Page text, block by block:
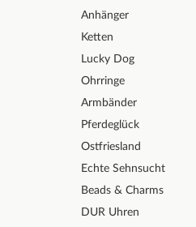
Anhänger
Ketten
Lucky Dog
Ohrringe
Armbänder
Pferdeglück
Ostfriesland
Echte Sehnsucht
Beads & Charms
DUR Uhren